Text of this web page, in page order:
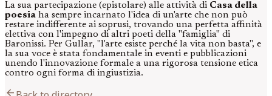
La sua partecipazione (epistolare) alle attività di Casa della
poesia ha sempre incarnato l'idea di un'arte che non può
restare indifferente ai soprusi, trovando una perfetta affinità
elettiva con l'impegno di altri poeti della "famiglia" di
Baronissi. Per Gullar, "l'arte esiste perché la vita non basta", e
la sua voce è stata fondamentale in eventi e pubblicazioni
unendo l'innovazione formale a una rigorosa tensione etica
contro ogni forma di ingiustizia.
arrow_back